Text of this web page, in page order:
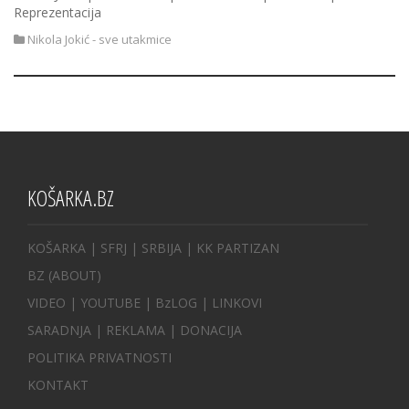
Reprezentacija
Nikola Jokić - sve utakmice
KOŠARKA.BZ
KOŠARKA | SFRJ | SRBIJA | KK PARTIZAN
BZ (ABOUT)
VIDEO | YOUTUBE | BzLOG | LINKOVI
SARADNJA | REKLAMA | DONACIJA
POLITIKA PRIVATNOSTI
KONTAKT